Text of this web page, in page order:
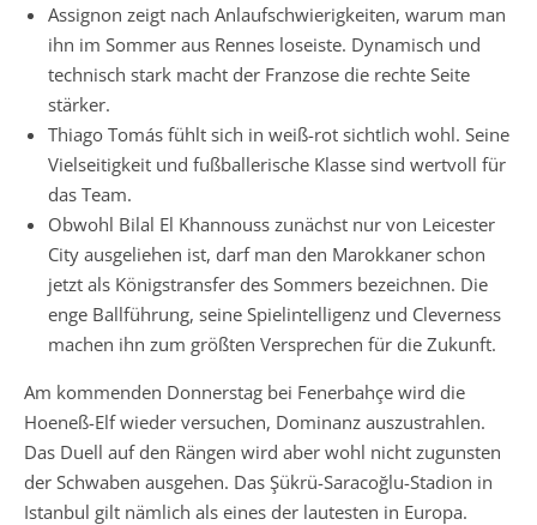
Assignon zeigt nach Anlaufschwierigkeiten, warum man
ihn im Sommer aus Rennes loseiste. Dynamisch und
technisch stark macht der Franzose die rechte Seite
stärker.
Thiago Tomás fühlt sich in weiß-rot sichtlich wohl. Seine
Vielseitigkeit und fußballerische Klasse sind wertvoll für
das Team.
Obwohl Bilal El Khannouss zunächst nur von Leicester
City ausgeliehen ist, darf man den Marokkaner schon
jetzt als Königstransfer des Sommers bezeichnen. Die
enge Ballführung, seine Spielintelligenz und Cleverness
machen ihn zum größten Versprechen für die Zukunft.
Am kommenden Donnerstag bei Fenerbahçe wird die
Hoeneß-Elf wieder versuchen, Dominanz auszustrahlen.
Das Duell auf den Rängen wird aber wohl nicht zugunsten
der Schwaben ausgehen. Das Şükrü-Saracoğlu-Stadion in
Istanbul gilt nämlich als eines der lautesten in Europa.